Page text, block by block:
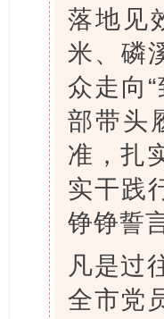
落地见
米、磷
众走向
部带头
准，扎
实干践
铮铮誓
凡是过
全市党